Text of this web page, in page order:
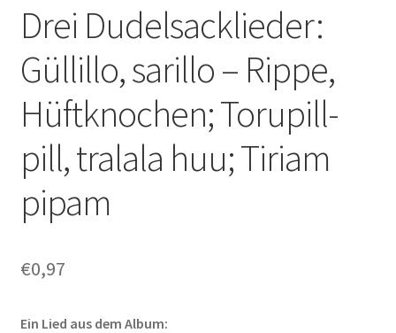
Drei Dudelsacklieder:
Güllillo, sarillo – Rippe,
Hüftknochen; Torupill-
pill, tralala huu; Tiriam
pipam
€0,97
Ein Lied aus dem Album: